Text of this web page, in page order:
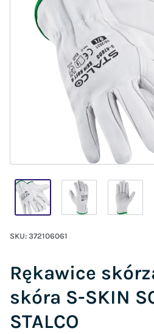
SKU: 372106061
Rękawice
skóra S-SKIN
STALCO